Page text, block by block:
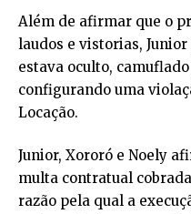
Além de afirmar que o
laudos e vistorias,
estava oculto,
configurando uma
Locação.
Junior, Xororó e Noely
multa contratual
razão pela qual a